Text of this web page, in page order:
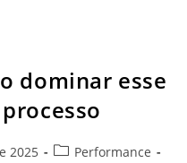
dominar esse
2025
Performance